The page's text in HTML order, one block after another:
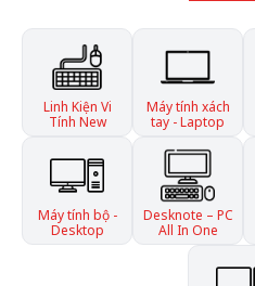
Chuột Bluetooth Hệ điều
hành: Chưa Bao Gồm
Linh Kiện Vi
Tính New
Máy tính xách
tay - Laptop
Máy tính bộ -
Desktop
Desknote – PC
All In One